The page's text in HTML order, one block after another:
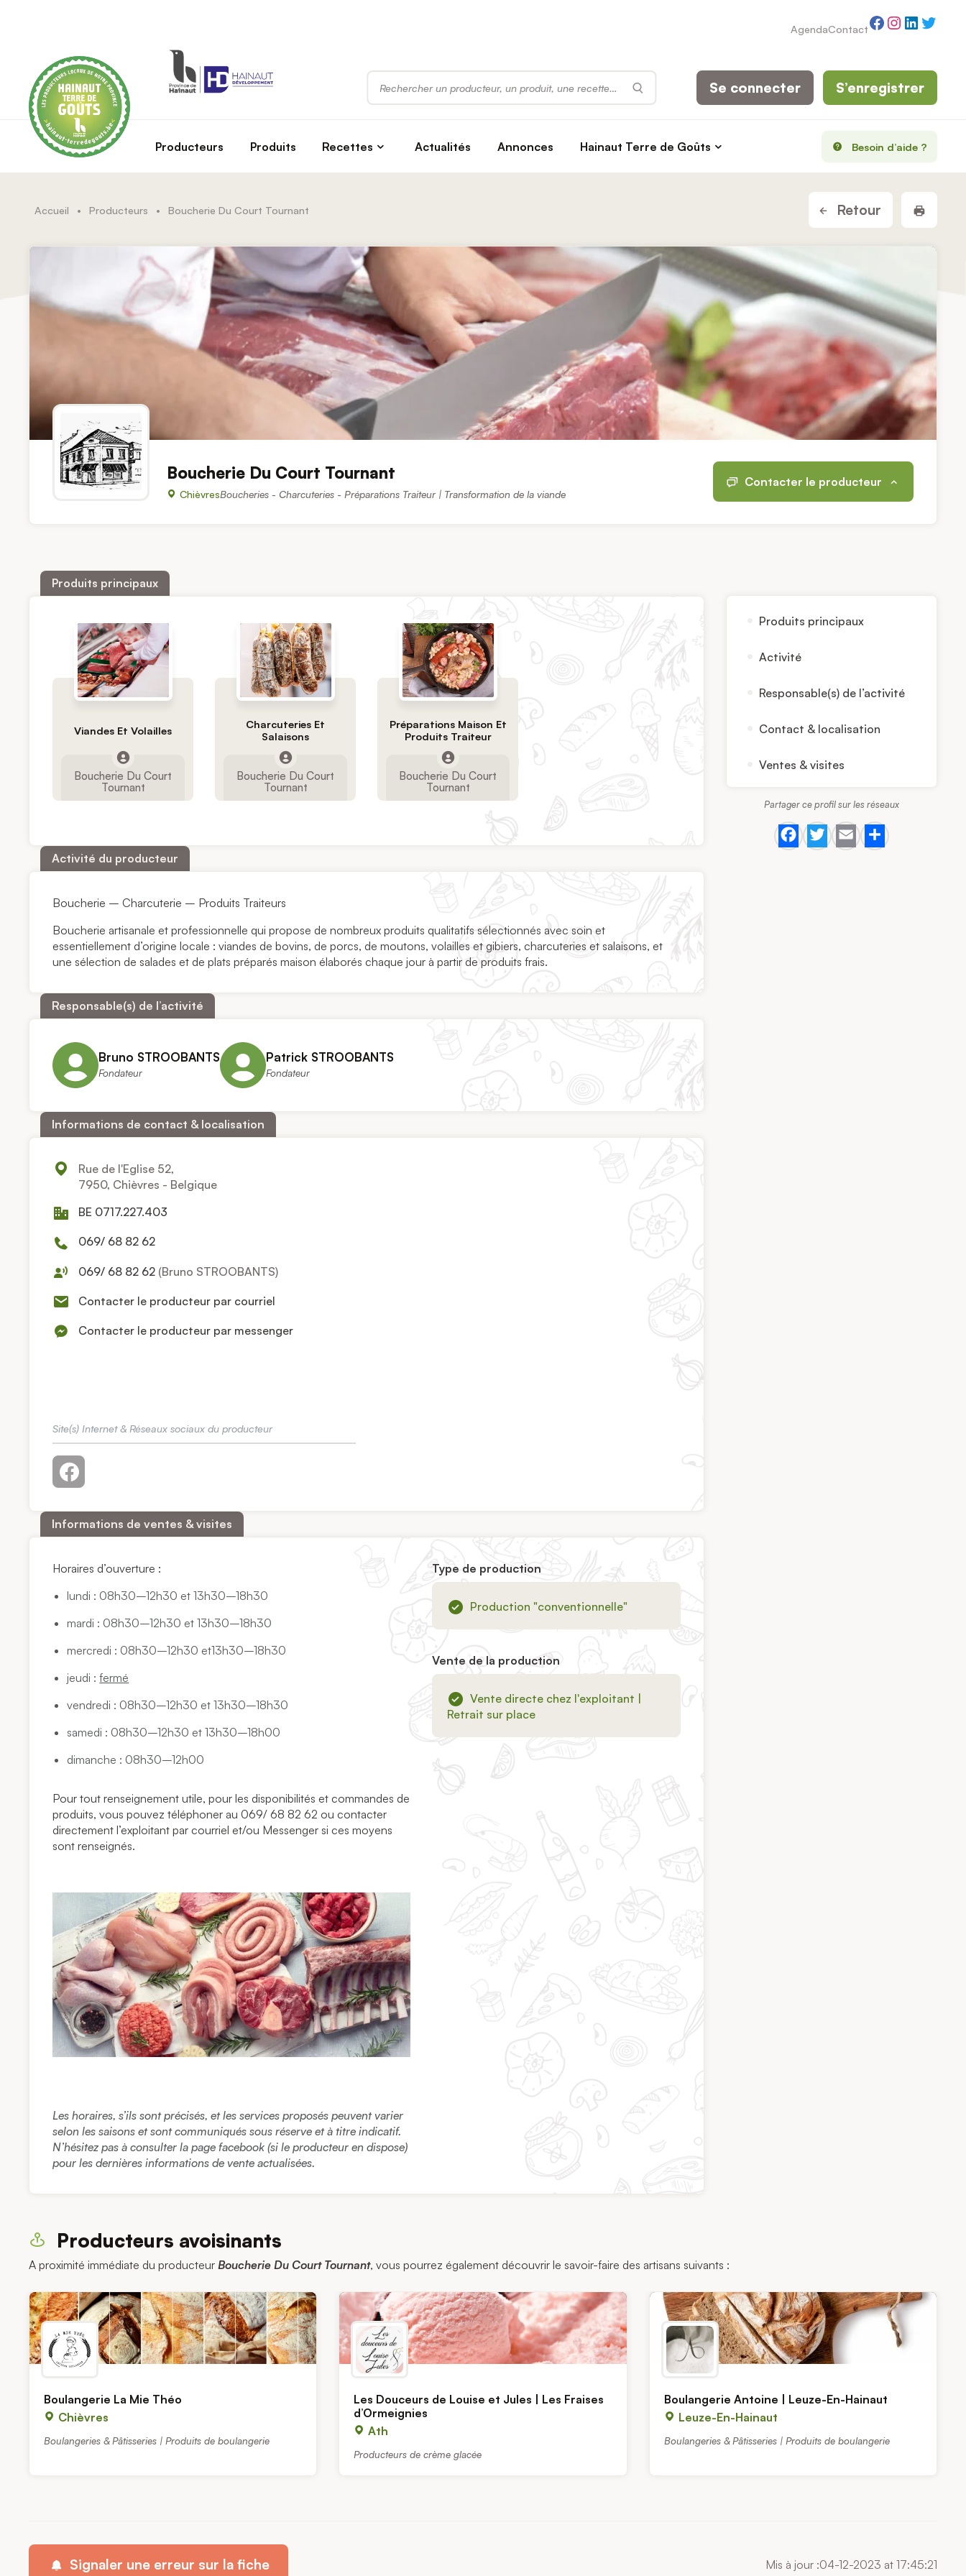
AgendaContactFacebook
Instagram
Rechercher
Producteurs Produits Recettes Actualités Annonces Hainaut Terre de Goûts Besoin d’aide ?
Se connecter S’enregistrer
Accueil • Producteurs • Boucherie Du Court Tournant Retour
Boucherie Du Court Tournant
ChièvresBoucheries - Charcuteries - Préparations Traiteur | Transformation de la viande
Contacter le producteur
Produits principaux
Viandes Et Volailles
Boucherie Du Court
Tournant
Charcuteries Et
Salaisons
Boucherie Du Court
Tournant
Préparations Maison Et
Produits Traiteur
Boucherie Du Court
Tournant
Activité du producteur
Boucherie – Charcuterie – Produits Traiteurs
Boucherie artisanale et professionnelle qui propose de nombreux produits qualitatifs sélectionnés avec soin et
essentiellement d’origine locale : viandes de bovins, de porcs, de moutons, volailles et gibiers, charcuteries et salaisons, et
une sélection de salades et de plats préparés maison élaborés chaque jour à partir de produits frais.
Responsable(s) de l’activité
Bruno STROOBANTS
Fondateur
Patrick STROOBANTS
Fondateur
Informations de contact & localisation
Rue de l'Eglise 52,
7950, Chièvres - Belgique
BE 0717.227.403
069/ 68 82 62
069/ 68 82 62 (Bruno STROOBANTS)
Contacter le producteur par courriel
Contacter le producteur par messenger
Site(s) Internet & Réseaux sociaux du producteur
Informations de ventes & visites
Horaires d’ouverture :
lundi : 08h30–12h30 et 13h30–18h30
mardi : 08h30–12h30 et 13h30–18h30
mercredi : 08h30–12h30 et13h30–18h30
jeudi :fermé
vendredi : 08h30–12h30 et 13h30–18h30
samedi : 08h30–12h30 et 13h30–18h00
dimanche : 08h30–12h00
Pour tout renseignement utile, pour les disponibilités et commandes de
produits, vous pouvez téléphoner au 069/ 68 82 62 ou contacter
directement l’exploitant par courriel et/ou Messenger si ces moyens
sont renseignés.
Les horaires, s’ils sont précisés, et les services proposés peuvent varier
selon les saisons et sont communiqués sous réserve et à titre indicatif.
N’hésitez pas à consulter la page facebook (si le producteur en dispose)
pour les dernières informations de vente actualisées.
Type de production
Production "conventionnelle"
Vente de la production
Vente directe chez l'exploitant |
Retrait sur place
Produits principaux
Activité
Responsable(s) de l’activité
Contact & localisation
Ventes & visites
Partager ce profil sur les réseaux
Facebook
Twitter
EmailShare
Producteurs avoisinants
A proximité immédiate du producteurBoucherie Du Court Tournant, vous pourrez également découvrir le savoir-faire des artisans suivants :
Boulangerie La Mie Théo
Chièvres
Boulangeries & Pâtisseries | Produits de boulangerie
Les Douceurs de Louise et Jules | Les Fraises
d’Ormeignies
Ath
Producteurs de crème glacée
Boulangerie Antoine | Leuze-En-Hainaut
Leuze-En-Hainaut
Boulangeries & Pâtisseries | Produits de boulangerie
Signaler une erreur sur la fiche Mis à jour :04-12-2023 at 17:45:21